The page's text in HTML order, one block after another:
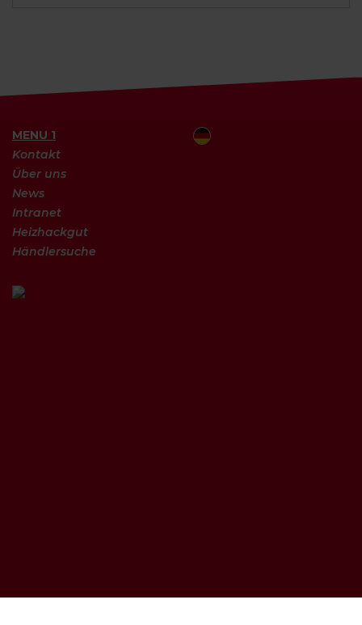
MENU 1
Kontakt
Über uns
News
Intranet
Heizhackgut
Händlersuche